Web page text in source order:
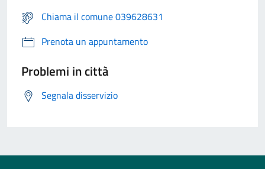
Chiama il comune 039628631
Prenota un appuntamento
Problemi in città
Segnala disservizio